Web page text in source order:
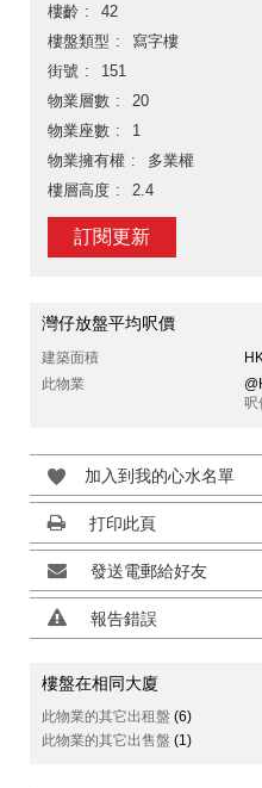
樓齡
42
樓盤類型
寫字樓
街號
151
物業層數
20
物業座數
1
物業擁有權
多業權
樓層高度
2.4
訂閱更新
灣仔放盤平均呎價
建築面積
此物業
呎
加入到我的心水名單
打印此頁
發送電郵給好友
報告錯誤
樓盤在相同大廈
此物業的其它出租盤 (6)
此物業的其它出售盤 (1)